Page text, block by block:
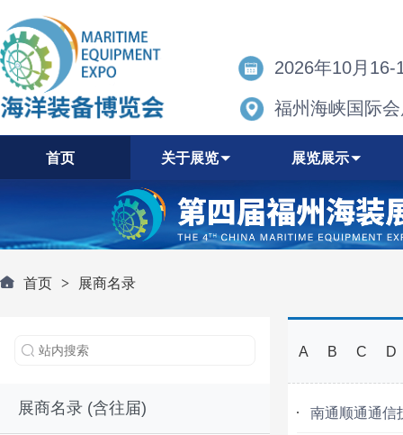
2026年10月16-
福州海峡国际
首页 关于展览 展览展示
首页 > 展商名录
展商名录 (含往届)
A B C D
南通顺通通信